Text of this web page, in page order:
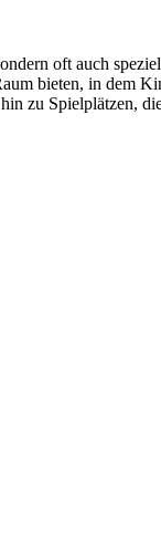
oft auch
bieten, in dem
zu Spielplätzen,